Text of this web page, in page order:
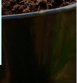
Entreprise de